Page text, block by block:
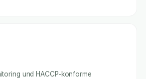
und HACCP-konforme